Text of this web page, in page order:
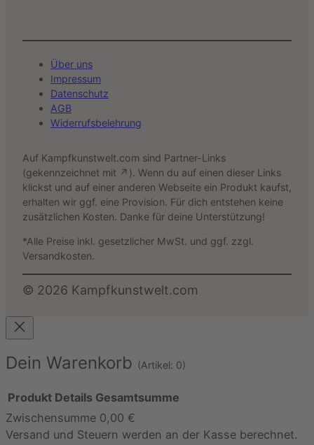
Über uns
Impressum
Datenschutz
AGB
Widerrufsbelehrung
Auf Kampfkunstwelt.com sind Partner-Links
(gekennzeichnet mit ↗). Wenn du auf einen dieser Links
klickst und auf einer anderen Webseite ein Produkt kaufst,
erhalten wir ggf. eine Provision. Für dich entstehen keine
zusätzlichen Kosten. Danke für deine Unterstützung!
*Alle Preise inkl. gesetzlicher MwSt. und ggf. zzgl.
Versandkosten.
© 2026 Kampfkunstwelt.com
Dein Warenkorb (Artikel: 0)
Produkte
Produkt Details Gesamtsumme
Zwischensumme 0,00 €
Versand und Steuern werden an der Kasse berechnet.